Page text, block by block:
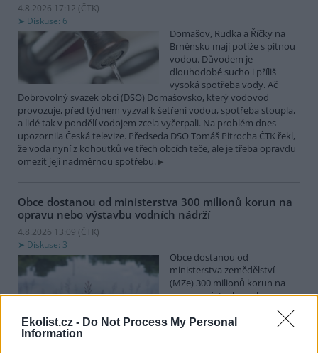
Ekolist.cz - Do Not Process My Personal
Information
4.8.2026 17:12 (ČTK)
Diskuse: 6
Domašov, Rudka a Říčky na
Brněnsku mají potíže s pitnou
vodou. Důvodem je
dlouhodobé sucho i příliš
vysoká spotřeba vody. Ač
Dobrovolný svazek obcí (DSO) Domašovsko, který vodovod
provozuje, před týdnem vyzval k šetření vodou, spotřeba stoupla,
a lidé tak v pondělí vodojem zcela vyčerpali. Na problém dnes
upozornila Česká televize. Předseda DSO Tomáš Pitrocha ČTK řekl,
že voda nyní z kohoutků ve třech obcích teče, ale je třeba opravdu
omezit její nadměrnou spotřebu.
Obce dostanou od ministerstva 300 milionů korun na
opravu nebo výstavbu vodních nádrží
4.8.2026 13:09 (ČTK)
Diskuse: 3
Obce dostanou od
ministerstva zemědělství
(MZe) 300 milionů korun na
opravu, výstavbu nebo
odbahnění malých vodních
nádrží. Žádost o dotace mohou podávat od 7. září do 7. října.